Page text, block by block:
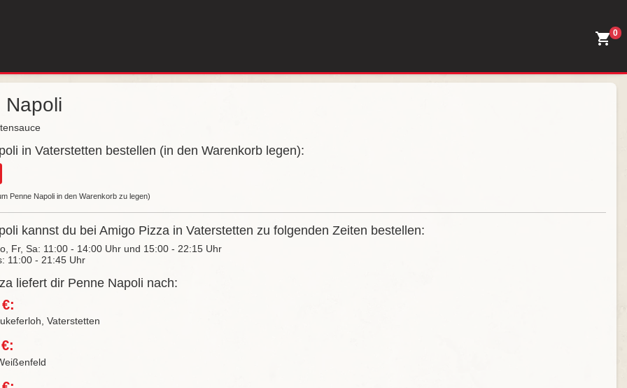
0
Napoli
in Vaterstetten bestellen (in den Warenkorb legen):
Penne Napoli in den Warenkorb zu legen)
kannst du bei Amigo Pizza in Vaterstetten zu folgenden Zeiten bestellen:
Fr, Sa: 11:00 - 14:00 Uhr und 15:00 - 22:15 Uhr
11:00 - 21:45 Uhr
liefert dir Penne Napoli nach:
Vaterstetten